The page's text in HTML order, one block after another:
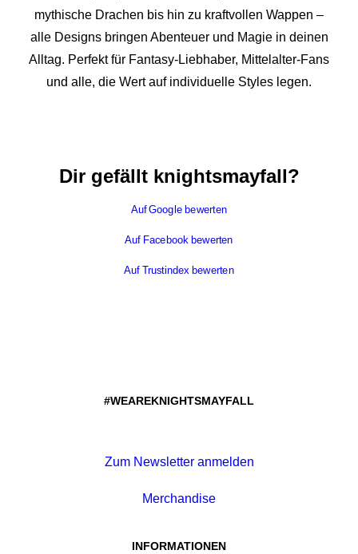
mythische Drachen bis hin zu kraftvollen Wappen –
alle Designs bringen Abenteuer und Magie in deinen
Alltag. Perfekt für Fantasy-Liebhaber, Mittelalter-Fans
und alle, die Wert auf individuelle Styles legen.
Dir gefällt knightsmayfall?
Auf Google bewerten
Auf Facebook bewerten
Auf Trustindex bewerten
#WEAREKNIGHTSMAYFALL
Zum Newsletter anmelden
Merchandise
INFORMATIONEN